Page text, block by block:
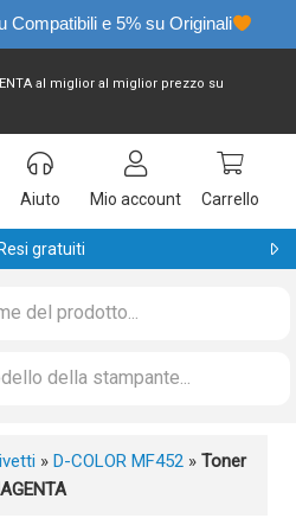
Compatibili e 5% su Originali
al miglior al miglior prezzo su
Aiuto
Mio account Carrello
24 mesi
» D-COLOR MF452 » Toner